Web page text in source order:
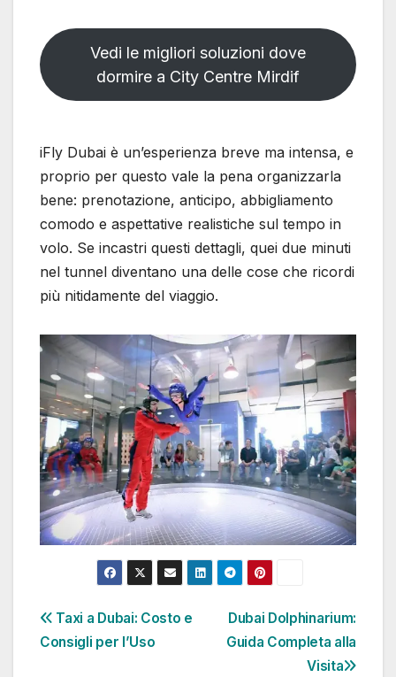
Vedi le migliori soluzioni dove
dormire a City Centre Mirdif
iFly Dubai è un’esperienza breve ma intensa, e
proprio per questo vale la pena organizzarla
bene: prenotazione, anticipo, abbigliamento
comodo e aspettative realistiche sul tempo in
volo. Se incastri questi dettagli, quei due minuti
nel tunnel diventano una delle cose che ricordi
più nitidamente del viaggio.
Navigazione
articoli
Dubai Dolphinarium:
Guida Completa alla
Visita
Taxi a Dubai: Costo e
Consigli per l’Uso